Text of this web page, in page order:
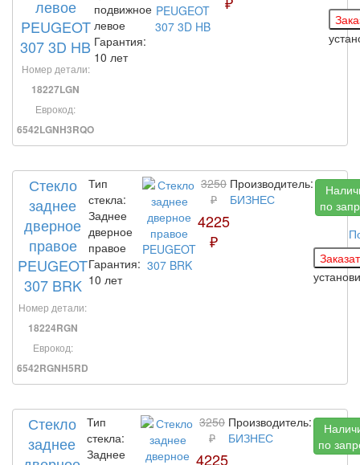
левое
PEUGEOT
307 3D HB
Номер детали:
18227LGN
Еврокод:
6542LGNH3RQO
подвижное
левое
Гарантия:
10 лет
Стекло
заднее
дверное
правое
PEUGEOT
307 BRK
Номер детали:
18224RGN
Еврокод:
6542RGNH5RD
Тип
стекла:
Заднее
дверное
правое
Гарантия:
10 лет
3250
₽
4225
₽
Производитель:
БИЗНЕС
по
Стекло
заднее
Тип
стекла:
Заднее
3250
₽
4225
Производитель:
БИЗНЕС
по